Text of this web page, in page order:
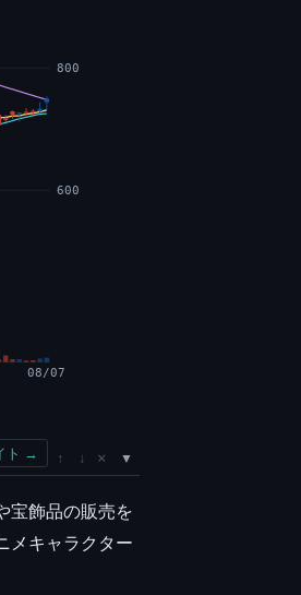
600
800
08/07
ト → ↑ ↓ ×
宝飾品の販売を
メキャラクター